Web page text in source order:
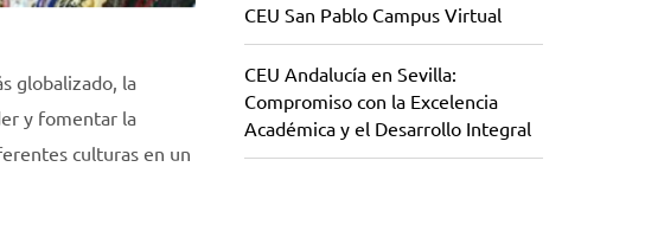
globalizado, la
y fomentar la
culturas en un
CEU San Pablo Campus Virtual
CEU Andalucía en Sevilla:
Compromiso con la Excelencia
Académica y el Desarrollo Integral